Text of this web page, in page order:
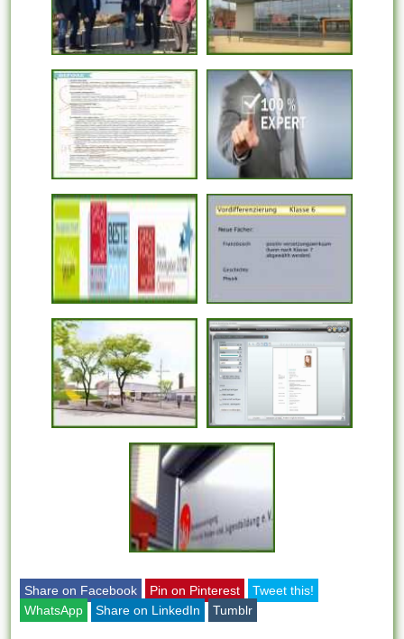
Share on Facebook Pin on Pinterest
Tweet this!
WhatsApp
Share on LinkedIn Tumblr